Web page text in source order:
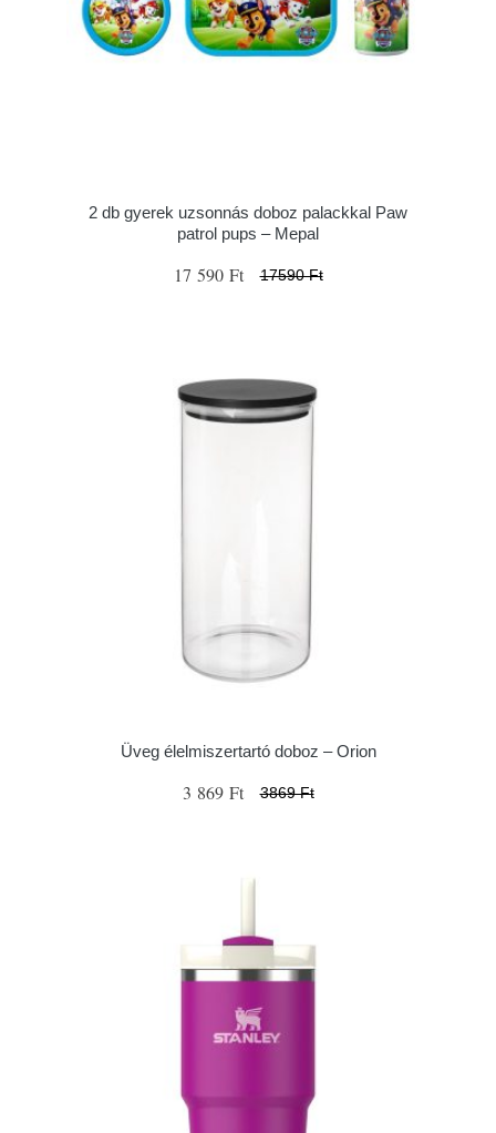
2 db gyerek uzsonnás doboz palackkal Paw
patrol pups – Mepal
17 590 Ft 17590 Ft
Üveg élelmiszertartó doboz – Orion
3 869 Ft 3869 Ft